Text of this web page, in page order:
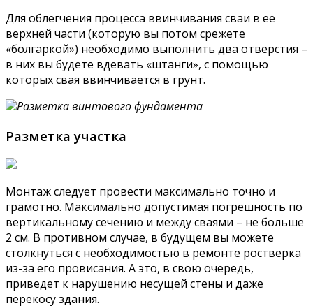
Для облегчения процесса ввинчивания сваи в ее
верхней части (которую вы потом срежете
«болгаркой») необходимо выполнить два отверстия –
в них вы будете вдевать «штанги», с помощью
которых свая ввинчивается в грунт.
Разметка винтового фундамента
Разметка участка
Монтаж следует провести максимально точно и
грамотно. Максимально допустимая погрешность по
вертикальному сечению и между сваями – не больше
2 см. В противном случае, в будущем вы можете
столкнуться с необходимостью в ремонте ростверка
из-за его провисания. А это, в свою очередь,
приведет к нарушению несущей стены и даже
перекосу здания.